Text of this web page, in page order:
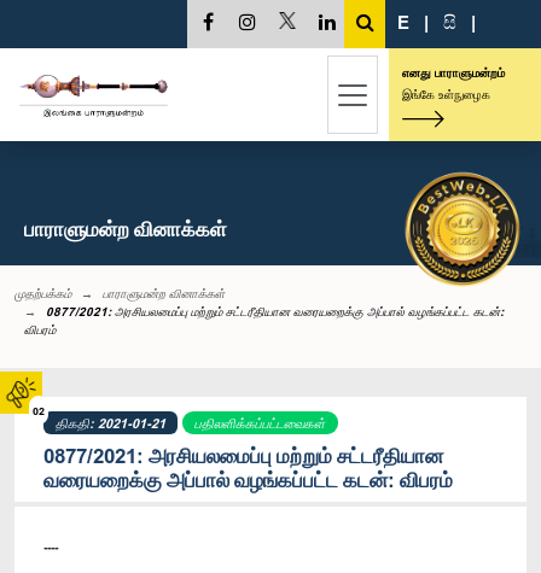
02
E | සි |
எனது பாராளுமன்றம்
இங்கே உள்நுழைக
பாராளுமன்ற வினாக்கள்
முதற்பக்கம்
பாராளுமன்ற வினாக்கள்
0877/2021: அரசியலமைப்பு மற்றும் சட்டரீதியான வரையறைக்கு அப்பால் வழங்கப்பட்ட கடன்:
விபரம்
திகதி: 2021-01-21 பதிலளிக்கப்பட்டவைகள்
0877/2021: அரசியலமைப்பு மற்றும் சட்டரீதியான
வரையறைக்கு அப்பால் வழங்கப்பட்ட கடன்: விபரம்
----